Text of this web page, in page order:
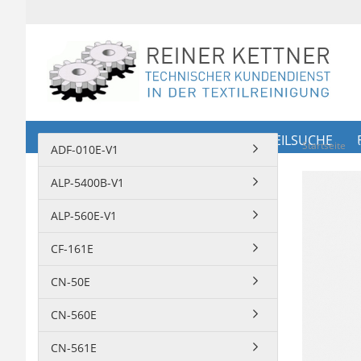
ERSATZTEILSUCHE
Startseite
ADF-010E-V1
ALP-5400B-V1
ALP-560E-V1
CF-161E
CN-50E
CN-560E
CN-561E